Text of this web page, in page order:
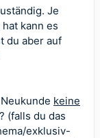
Je
kann es
du aber auf
keine
(falls du das
exklusiv-